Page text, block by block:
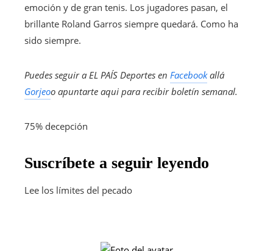
emoción y de gran tenis. Los jugadores pasan, el
brillante Roland Garros siempre quedará. Como ha
sido siempre.
Puedes seguir a EL PAÍS Deportes en Facebookallá
Gorjeoo apuntarte aqui para recibirboletín semanal.
75% decepción
Suscríbete a seguir leyendo
Lee los límites del pecado